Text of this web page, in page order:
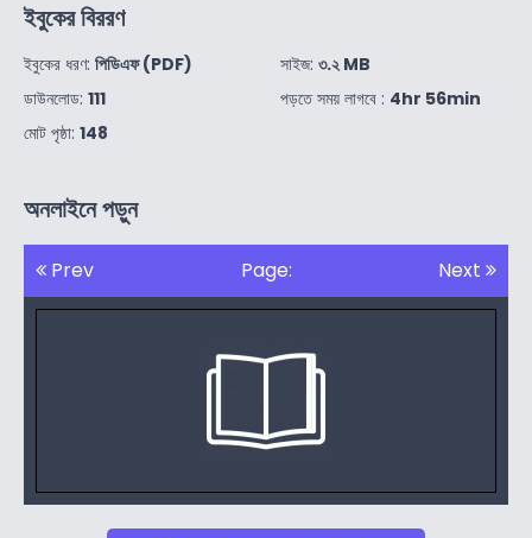
ইবুকের বিররণ
ইবুকের ধরণ: পিডিএফ (PDF)
ডাউনলোড: 111
মোট পৃষ্ঠা: 148
সাইজ: ৩.২ MB
পড়তে সময় লাগবে : 4hr 56min
অনলাইনে পড়ুন
Prev Page: Next